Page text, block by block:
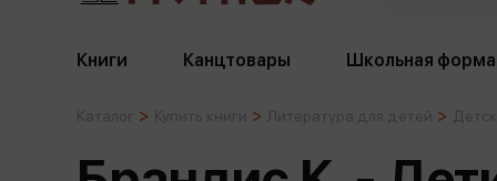
Книги Канцтовары Школьная форма